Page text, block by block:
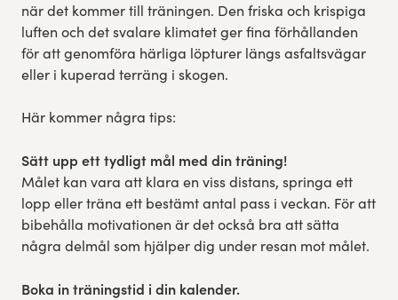
när det kommer till träningen. Den friska och krispiga
luften och det svalare klimatet ger fina förhållanden
för att genomföra härliga löpturer längs asfaltsvägar
eller i kuperad terräng i skogen.
Här kommer några tips:
Sätt upp ett tydligt mål med din träning!
Målet kan vara att klara en viss distans, springa ett
lopp eller träna ett bestämt antal pass i veckan. För att
bibehålla motivationen är det också bra att sätta
några delmål som hjälper dig under resan mot målet.
Boka in träningstid i din kalender.